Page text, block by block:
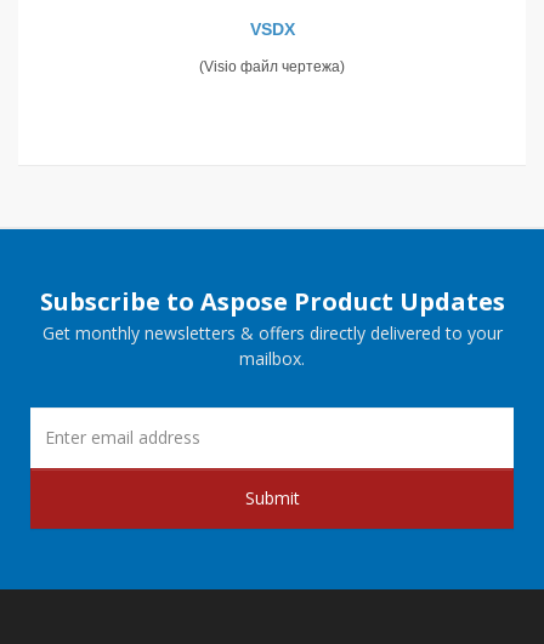
VSDX
(Visio файл чертежа)
Subscribe to Aspose Product Updates
Get monthly newsletters & offers directly delivered to your
mailbox.
Submit